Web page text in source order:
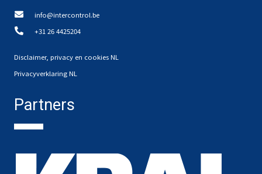
info@intercontrol.be
+31 26 4425204
Disclaimer, privacy en cookies NL
Privacyverklaring NL
Partners